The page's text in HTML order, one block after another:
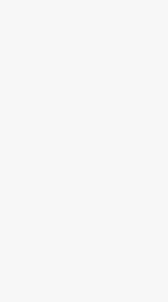
Diretrizes sobre a estrutura de
Rede Nacional de Bibliotecas
internacionais e propõe uma
Colômbia. #RedesDeBibliotecas
cerlalc.org/